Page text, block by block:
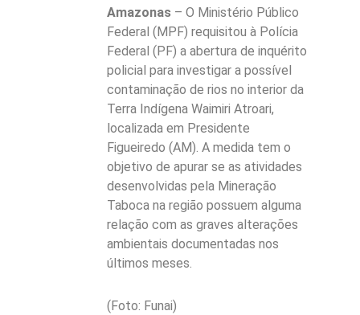
Amazonas – O Ministério Público
Federal (MPF) requisitou à Polícia
Federal (PF) a abertura de inquérito
policial para investigar a possível
contaminação de rios no interior da
Terra Indígena Waimiri Atroari,
localizada em Presidente
Figueiredo (AM). A medida tem o
objetivo de apurar se as atividades
desenvolvidas pela Mineração
Taboca na região possuem alguma
relação com as graves alterações
ambientais documentadas nos
últimos meses.
(Foto: Funai)